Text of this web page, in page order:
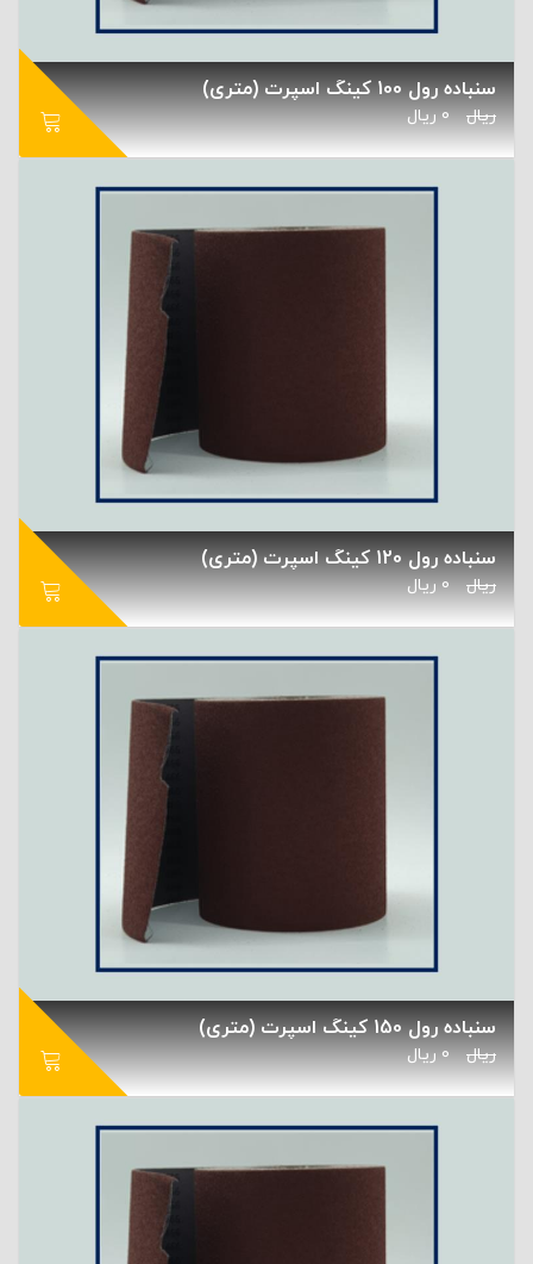
سنباده رول 100 کینگ اسپرت (متری)
ریال 0 ریال
سنباده رول 120 کینگ اسپرت (متری)
ریال 0 ریال
سنباده رول 150 کینگ اسپرت (متری)
ریال 0 ریال